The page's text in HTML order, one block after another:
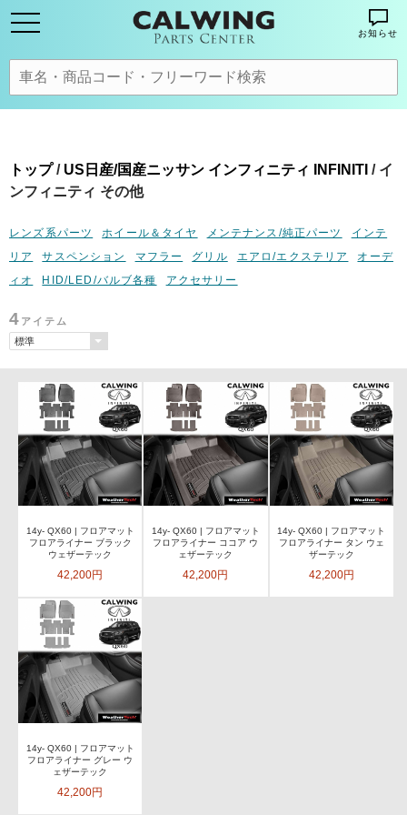
お知らせ
トップ/ US日産/国産ニッサン インフィニティ INFINITI / イ
ンフィニティ その他
レンズ系パーツ ホイール＆タイヤ メンテナンス/純正パーツ
インテ
リア
サスペンション マフラー グリル エアロ/エクステリア
オーデ
ィオ
HID/LED/バルブ各種 アクセサリー
4 アイテム
14y- QX60 | フロアマット
フロアライナー ブラック
ウェザーテック
42,200円
14y- QX60 | フロアマット
フロアライナー ココア ウ
ェザーテック
42,200円
14y- QX60 | フロアマット
フロアライナー タン ウェ
ザーテック
42,200円
14y- QX60 | フロアマット
フロアライナー グレー ウ
ェザーテック
42,200円